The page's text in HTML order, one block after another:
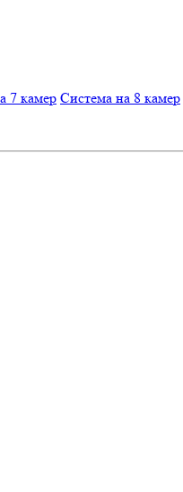
7 камер Система на 8 камер